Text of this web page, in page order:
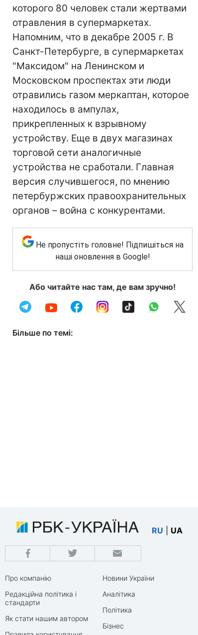
которого 80 человек стали жертвами
отравления в супермаркетах.
Напомним, что в декабре 2005 г. В
Санкт-Петербурге, в супермаркетах
"Максидом" на Ленинском и
Московском проспектах эти люди
отравились газом меркаптан, которое
находилось в ампулах,
прикрепленных к взрывному
устройству. Еще в двух магазинах
торговой сети аналогичные
устройства не сработали. Главная
версия случившегося, по мнению
петербуржских правоохранительных
органов – война с конкурентами.
Не пропустіть головне! Підпишіться на
наші оновлення в Google!
Або читайте нас там, де вам зручно!
Більше по темі:
RU UA
Про компанію
Редакційна політика і
стандарти
Як стати нашим автором
Новини України
Аналітика
Політика
Бізнес